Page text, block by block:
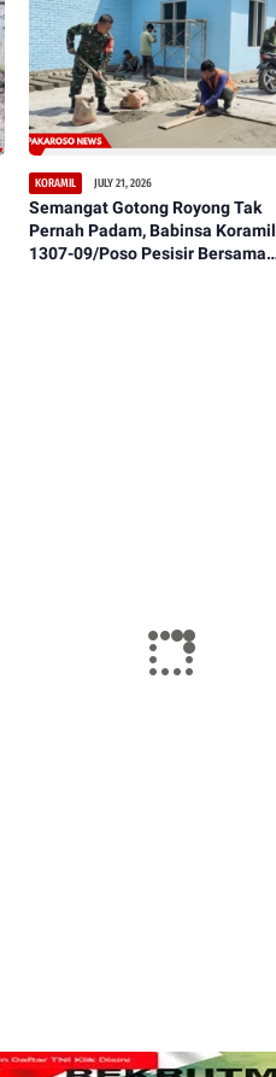
KORAMIL JULY 21, 2026
Semangat Gotong Royong Tak
Pernah Padam, Babinsa Koramil
1307-09/Poso Pesisir Bersama